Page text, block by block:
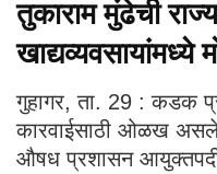
तुकाराम मुंढेची
खाद्यव्यवसायांमध्ये
गुहागर, ता. 29 : कडक
कारवाईसाठी ओळख
औषध प्रशासन आयुक्तपदी